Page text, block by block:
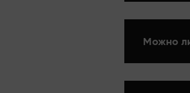
Можно